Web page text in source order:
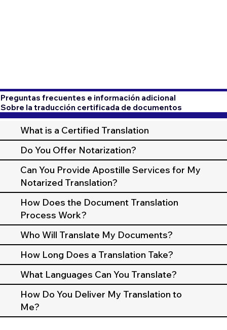
Preguntas frecuentes e información adicional
Sobre la traducción certificada de documentos
What is a Certified Translation
Do You Offer Notarization?
Can You Provide Apostille Services for My
Notarized Translation?
How Does the Document Translation
Process Work?
Who Will Translate My Documents?
How Long Does a Translation Take?
What Languages Can You Translate?
How Do You Deliver My Translation to
Me?